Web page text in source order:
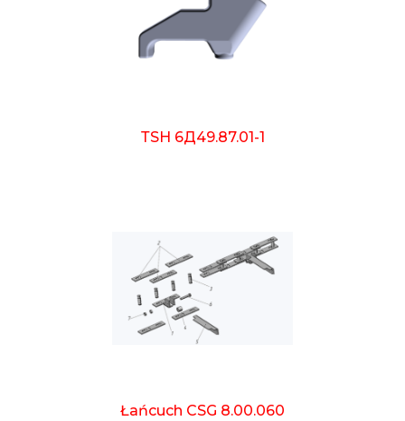
ТSH 6Д49.87.01-1
Łańcuch CSG 8.00.060